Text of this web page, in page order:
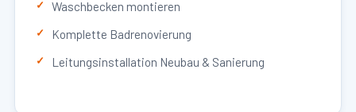
Waschbecken montieren
Komplette Badrenovierung
Leitungsinstallation Neubau & Sanierung